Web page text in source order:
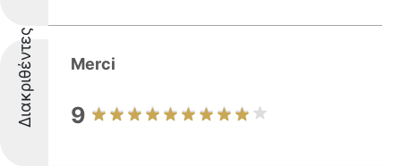
Διακριθέντες Merci
9